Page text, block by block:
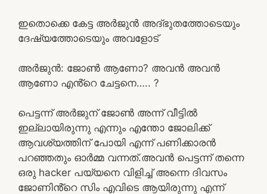
ഇതൊക്കെ കേട്ട അർജുൻ അദ്ഭുതത്തോടെയും
ദേഷ്യത്തോടെയും അവളോട്
അർജുൻ: ജോൺ ആണോ? അവൻ അവൻ
ആണോ എൻ്റെ ചേട്ടനെ….. ?
പെട്ടന്ന് അർജുന് ജോൺ അന്ന് വീട്ടിൽ
ഇല്ലായിരുന്നു എന്നും എന്തോ ജോലിക്ക്
ആവശ്യത്തിന് പോയി എന്ന് പണിക്കാരൻ
പറഞ്ഞതും ഓർമ്മ വന്നത്.അവൻ പെട്ടന്ന് തന്നെ
ഒരു hacker പയ്യനെ വിളിച്ച് അന്നെ ദിവസം
ജോണിൻ്റെ സിം എവിടെ ആയിരുന്നു എന്ന്